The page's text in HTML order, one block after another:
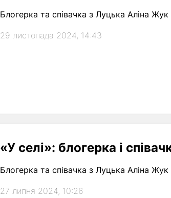
Блогерка та співачка з Луцька Аліна
29 листопада 2024, 14:43
«У селі»: блогерка і
Блогерка та співачка з Луцька Аліна
27 липня 2024, 10:26